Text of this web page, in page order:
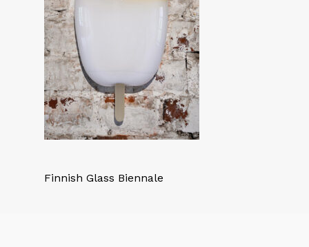
Finnish Glass Biennale